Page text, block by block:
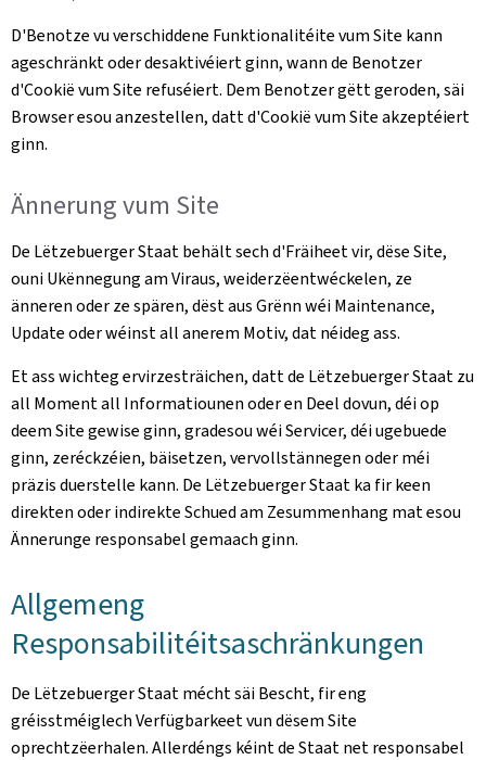
D'Benotze vu verschiddene Funktionalitéite vum Site kann
ageschränkt oder desaktivéiert ginn, wann de Benotzer
d'Cookië vum Site refuséiert. Dem Benotzer gëtt geroden, säi
Browser esou anzestellen, datt d'Cookië vum Site akzeptéiert
ginn.
Ännerung vum Site
De Lëtzebuerger Staat behält sech d'Fräiheet vir, dëse Site,
ouni Ukënnegung am Viraus, weiderzëentwéckelen, ze
änneren oder ze spären, dëst aus Grënn wéi Maintenance,
Update oder wéinst all anerem Motiv, dat néideg ass.
Et ass wichteg ervirzesträichen, datt de Lëtzebuerger Staat zu
all Moment all Informatiounen oder en Deel dovun, déi op
deem Site gewise ginn, gradesou wéi Servicer, déi ugebuede
ginn, zeréckzéien, bäisetzen, vervollstännegen oder méi
präzis duerstelle kann. De Lëtzebuerger Staat ka fir keen
direkten oder indirekte Schued am Zesummenhang mat esou
Ännerunge responsabel gemaach ginn.
Allgemeng
Responsabilitéitsaschränkungen
De Lëtzebuerger Staat mécht säi Bescht, fir eng
gréisstméiglech Verfügbarkeet vun dësem Site
oprechtzëerhalen. Allerdéngs kéint de Staat net responsabel